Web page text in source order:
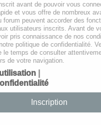
avant de pouvoir vous
et vous offre de nombreux
forum peuvent accorder des
utilisateurs inscrits. Avant de
pris connaissance de nos
politique de confidentialité.
le temps de consulter
de votre navigation.
Inscription